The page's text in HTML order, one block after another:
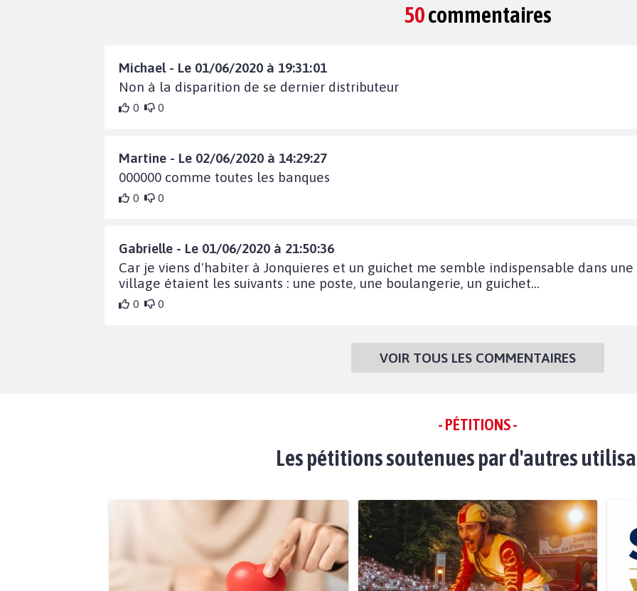
50commentaires
Michael - Le 01/06/2020 à 19:31:01
Non à la disparition de se dernier distributeur
0 0
Martine - Le 02/06/2020 à 14:29:27
000000 comme toutes les banques
0 0
Gabrielle - Le 01/06/2020 à 21:50:36
Car je viens d'habiter à Jonquieres et un guichet me semble indispensable dans
village étaient les suivants : une poste, une boulangerie, un guichet...
0 0
VOIR TOUS LES COMMENTAIRES
- PÉTITIONS -
Les pétitions soutenues par d'autres